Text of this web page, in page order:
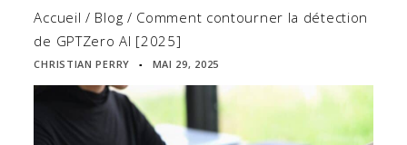
Accueil / Blog / Comment contourner la détection
de GPTZero AI [2025]
CHRISTIAN PERRY ▪ MAI 29, 2025